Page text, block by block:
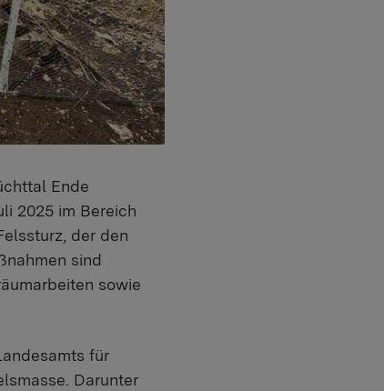
Ende
2025 im Bereich
der den
sind
sowie
für
Darunter